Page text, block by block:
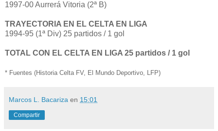
1997-00 Aurrerá Vitoria (2ª B)
TRAYECTORIA EN EL CELTA EN LIGA
1994-95 (1ª Div) 25 partidos / 1 gol
TOTAL CON EL CELTA EN LIGA 25 partidos / 1 gol
* Fuentes (Historia Celta FV, El Mundo Deportivo, LFP)
Marcos L. Bacariza en 15:01
Compartir